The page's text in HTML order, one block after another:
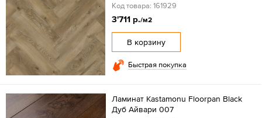
Код товара: 161929
3'711 р./м2
В корзину
Быстрая покупка
Ламинат Kastamonu Floorpan Black
Дуб Айвари 007